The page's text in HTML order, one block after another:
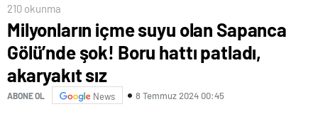
210 okunma
Milyonların içme suyu olan Sapanca
Gölü’nde şok! Boru hattı patladı,
akaryakıt sız
ABONE OL News 8 Temmuz 2024 00:45